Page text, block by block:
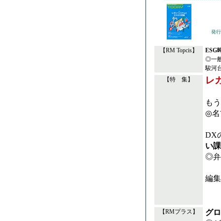
発
【RM Topcis】
ESG
◎一
駿河
【特 集】
レ
も
◎名
DX
い
◎弁
編
【RMプラス】
グ